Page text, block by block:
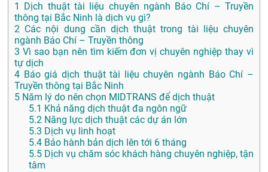
1
Dịch thuật tài liệu chuyên ngành Báo Chí – Truyền
thông tại Bắc Ninh là dịch vụ gì?
2 Các nội dung cần dịch thuật trong tài liệu chuyên
ngành Báo Chí – Truyền thông
3 Vì sao bạn nên tìm kiếm đơn vị chuyên nghiệp thay vì
tự dịch
4 Báo giá dịch thuật tài liệu chuyên ngành Báo Chí –
Truyền thông tại Bắc Ninh
5 Năm lý do nên chọn MIDTRANS để dịch thuật
5.1 Khả năng dịch thuật đa ngôn ngữ
5.2 Năng lực dịch thuật các dự án lớn
5.3 Dịch vụ linh hoạt
5.4 Bảo hành bản dịch lên tới 6 tháng
5.5 Dịch vụ chăm sóc khách hàng chuyên nghiệp, tận
tâm